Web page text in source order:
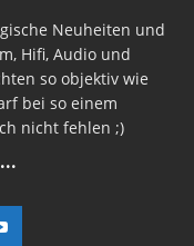
Neuheiten und
Hifi, Audio und
so objektiv wie
bei so einem
nicht fehlen ;)